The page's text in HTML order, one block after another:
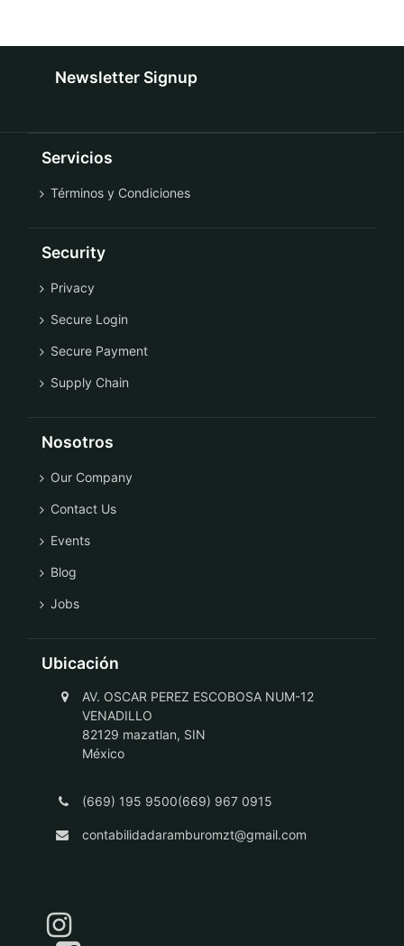
Newsletter Signup
Servicios
Términos y Condiciones
Security
Privacy
Secure Login
Secure Payment
Supply Chain
Nosotros
Our Company
Contact Us
Events
Blog
Jobs
Ubicación
AV. OSCAR PEREZ ESCOBOSA NUM-12
VENADILLO
82129 mazatlan, SIN
México
(669) 195 9500(669) 967 0915
contabilidadaramburomzt@gmail.com